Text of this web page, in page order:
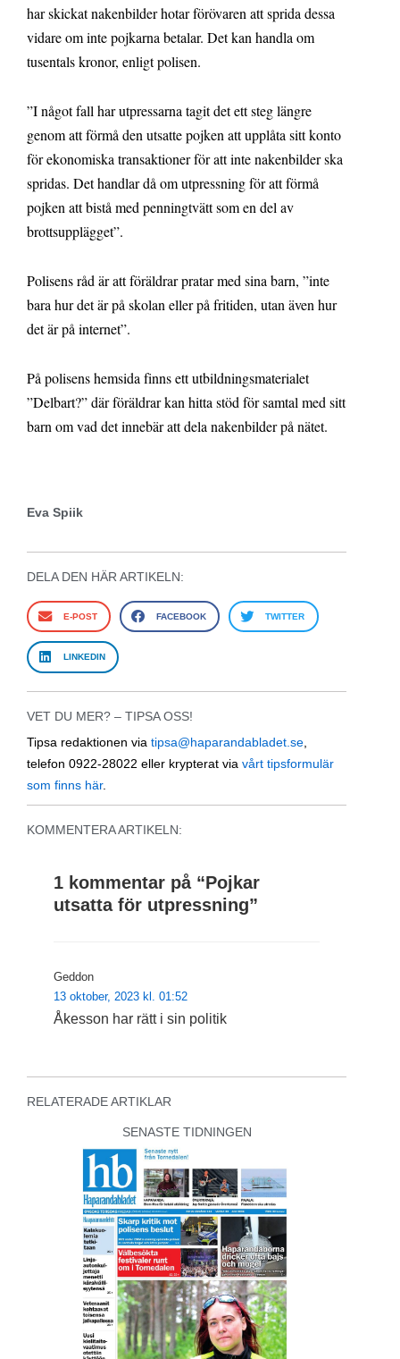
har skickat nakenbilder hotar förövaren att sprida dessa
vidare om inte pojkarna betalar. Det kan handla om
tusentals kronor, enligt polisen.
”I något fall har utpressarna tagit det ett steg längre
genom att förmå den utsatte pojken att upplåta sitt konto
för ekonomiska transaktioner för att inte nakenbilder ska
spridas. Det handlar då om utpressning för att förmå
pojken att bistå med penningtvätt som en del av
brottsupplägget”.
Polisens råd är att föräldrar pratar med sina barn, ”inte
bara hur det är på skolan eller på fritiden, utan även hur
det är på internet”.
På polisens hemsida finns ett utbildningsmaterialet
”Delbart?” där föräldrar kan hitta stöd för samtal med sitt
barn om vad det innebär att dela nakenbilder på nätet.
Eva Spiik
DELA DEN HÄR ARTIKELN:
E-POST FACEBOOK TWITTER
LINKEDIN
VET DU MER? – TIPSA OSS!
Tipsa redaktionen via tipsa@haparandabladet.se
telefon 0922-28022 eller krypterat via vårt tipsformulär
som finns här.
KOMMENTERA ARTIKELN:
1 kommentar på “Pojkar
utsatta för utpressning”
Geddon
13 oktober, 2023 kl. 01:52
Åkesson har rätt i sin politik
RELATERADE ARTIKLAR
SENASTE TIDNINGEN